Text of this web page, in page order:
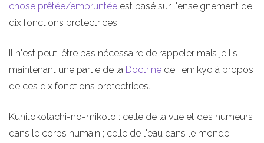
chose prêtée/empruntée est basé sur l'enseignement de
dix fonctions protectrices.
Il n'est peut-être pas nécessaire de rappeler mais je lis
maintenant une partie de la Doctrine de Tenrikyo à propos
de ces dix fonctions protectrices.
Kunitokotachi-no-mikoto : celle de la vue et des humeurs
dans le corps humain ; celle de l'eau dans le monde